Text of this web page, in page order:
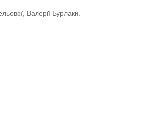
Валерії Бурлаки.